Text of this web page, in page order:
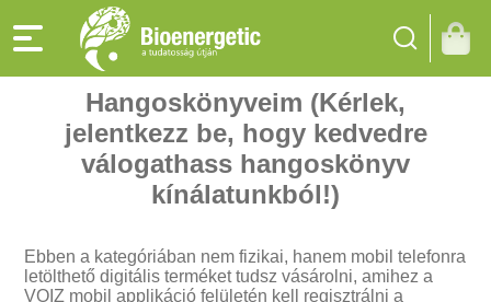
Hangoskönyveim (Kérlek,
jelentkezz be, hogy kedvedre
válogathass hangoskönyv
kínálatunkból!)
Ebben a kategóriában nem fizikai, hanem mobil telefonra
letölthető digitális terméket tudsz vásárolni, amihez a
VOIZ mobil applikáció felületén kell regisztrálni a